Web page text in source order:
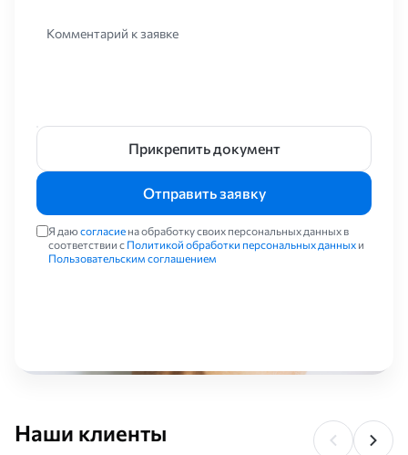
Комментарий к заявке
Прикрепить документ
Отправить заявку
Я даюсогласие на обработку своих персональных данных в
соответствии с Политикой обработки персональных данных и
Пользовательским соглашением
Наши клиенты